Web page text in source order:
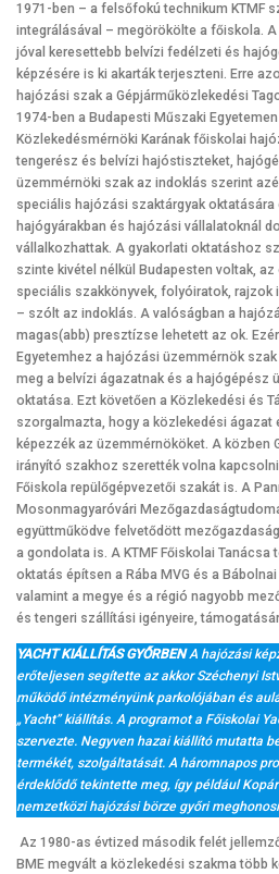
1971-ben – a felsőfokú technikum KTMF
integrálásával – megörökölte a főiskola.
jóval keresettebb belvízi fedélzeti és
képzésére is ki akarták terjeszteni. Erre
hajózási szak a Gépjárműközlekedési
1974-ben a Budapesti Műszaki
Közlekedésmérnöki Karának főiskolai
tengerész és belvízi hajóstiszteket,
üzemmérnöki szak az indoklás szerint
speciális hajózási szaktárgyak
hajógyárakban és hajózási vállalatoknál
vállalkozhattak. A gyakorlati oktatáshoz
szinte kivétel nélkül Budapesten voltak,
speciális szakkönyvek, folyóiratok, rajzok
– szólt az indoklás. A valóságban a
magas(abb) presztízse lehetett az ok.
Egyetemhez a hajózási üzemmérnök
meg a belvízi ágazatnak és a hajógépész
oktatása. Ezt követően a Közlekedési és
szorgalmazta, hogy a közlekedési ágazat
képezzék az üzemmérnököket. A közben
irányító szakhoz szerették volna
Főiskola repülőgépvezetői szakát is. A
Mosonmagyaróvári
együttműködve felvetődött
a gondolata is. A KTMF Főiskolai
oktatás építsen a Rába MVG és a
valamint a megye és a régió nagyobb
és tengeri szállítási igényeire,
YACHT KIÁLLÍTÁS GYŐRBEN A hajózási
erőteljesen segítette az akkor Széchenyi
működő intézményünk parkolójában és
„Yacht” kiállítás. A programot a Főiskolai
szervezte. Negyven hazai kiállító mutatta
termékét, szolgáltatását. A háromnapos
érdeklődő tekintette meg, így például
nemzetközi hajózási börze győri
Az 1980-as évtized második felét
BME megvált a közlekedési szakma több